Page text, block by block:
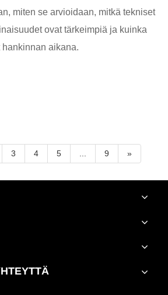
miten se arvioidaan, mitkä tekniset
ovat tärkeimpiä ja kuinka
aikana.
3 4 5 9 »